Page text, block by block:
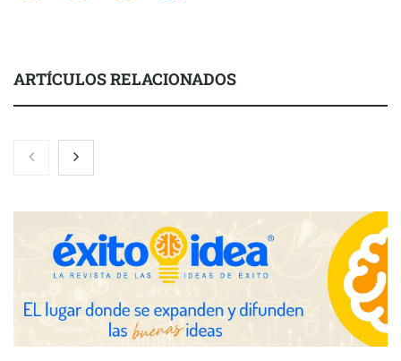
ARTÍCULOS RELACIONADOS